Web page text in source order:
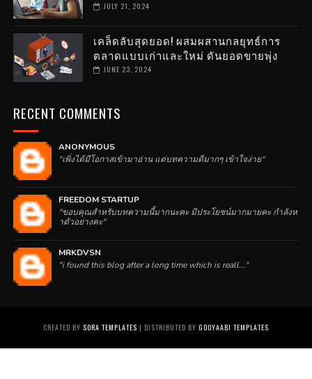
JULY 21, 2024
เคล็ดลับสุดยอด! ผสมผสานกลยุทธ์การ
ตลาดแบบเก่าและใหม่ ดันยอดขายพุ่ง
JUNE 23, 2024
RECENT COMMENTS
ANONYMOUS
"เพิ่งได้มีโอกาสเข้ามาอ่าน แต่บทความดีมากๆ เข้าใจง่าย"
FREEDOM STARTUP
"ขอบคุณสำหรับบทความนี้มากนะคะ มีประโยชน์มากมายคะ กำลังห
าตัวอย่างคะ"
MRKDVSN
"i found this blog after a long time which is reall..."
CREATED BY SORA TEMPLATES | DISTRIBUTED BY GOOYAABI TEMPLATES